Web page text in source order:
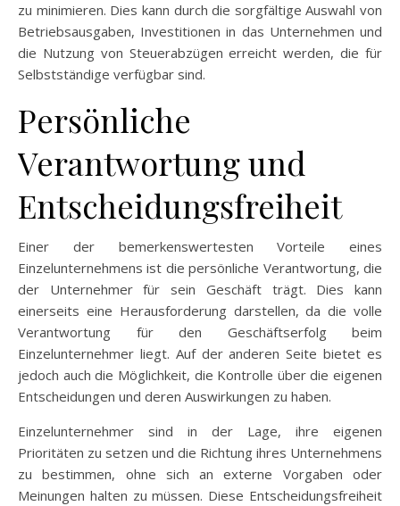
zu minimieren. Dies kann durch die sorgfältige Auswahl von
Betriebsausgaben, Investitionen in das Unternehmen und
die Nutzung von Steuerabzügen erreicht werden, die für
Selbstständige verfügbar sind.
Persönliche
Verantwortung und
Entscheidungsfreiheit
Einer der bemerkenswertesten Vorteile eines
Einzelunternehmens ist die persönliche Verantwortung, die
der Unternehmer für sein Geschäft trägt. Dies kann
einerseits eine Herausforderung darstellen, da die volle
Verantwortung für den Geschäftserfolg beim
Einzelunternehmer liegt. Auf der anderen Seite bietet es
jedoch auch die Möglichkeit, die Kontrolle über die eigenen
Entscheidungen und deren Auswirkungen zu haben.
Einzelunternehmer sind in der Lage, ihre eigenen
Prioritäten zu setzen und die Richtung ihres Unternehmens
zu bestimmen, ohne sich an externe Vorgaben oder
Meinungen halten zu müssen. Diese Entscheidungsfreiheit